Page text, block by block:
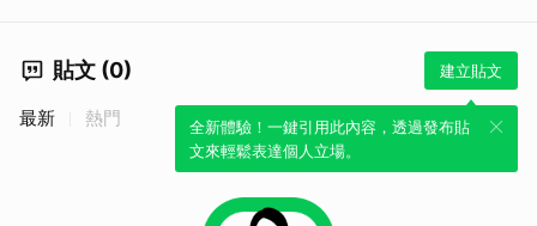
貼文 (0) 建立貼文
全新體驗！一鍵引用此內容，透過發布貼
文來輕鬆表達個人立場。
最新 熱門